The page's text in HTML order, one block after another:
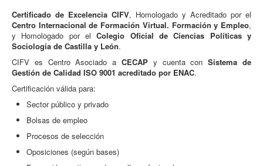
Certificado de Excelencia CIFV, Homologado y Acreditado por el
Centro Internacional de Formación Virtual. Formación y Empleo,
y Homologado por elColegio Oficial de Ciencias Políticas y
Sociología de Castilla y León.
CIFV es Centro Asociado a CECAP y cuenta conSistema de
Gestión de Calidad ISO 9001 acreditado por ENAC.
Certificación válida para:
Sector público y privado
Bolsas de empleo
Procesos de selección
Oposiciones (según bases)